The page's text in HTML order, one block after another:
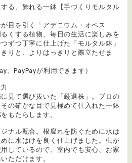
る、飾れる一鉢【手づくりモルタル
目を引く「アデニウム・オベス
くする植物、毎日の生活に楽しみを
ずつ丁寧に仕上げた「モルタル鉢」
りと、よりはっきりと際立たせま
、PayPayが利用できます）
見て選び抜いた「厳選株」。プロの
の確かな目で見極めて仕入れた一鉢
もたらします。
ナル配合。根腐れを防ぐために水は
に水はけを良く仕上げました。虫が
しているので、室内でも安心、お家
ただけます。